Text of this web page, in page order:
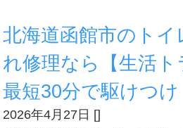
北海道函館市のト
れ修理なら【生活ト
最短30分で駆けつけ
2026年4月27日 []